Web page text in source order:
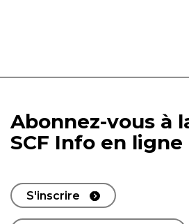
Abonnez-vous à
SCF Info en ligne
S'inscrire